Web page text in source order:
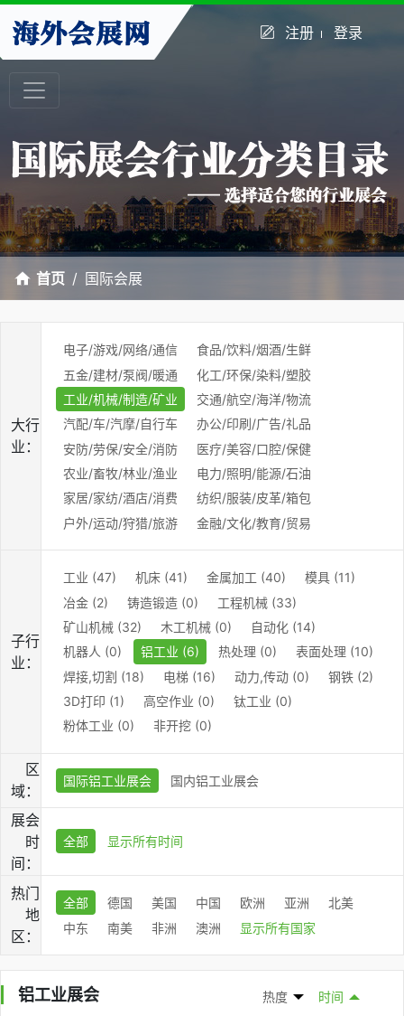
注册 登录
首页 国际会展
大行
业：
电子/游戏/网络/通信
食品/饮料/烟酒/生鲜
五金/建材/泵阀/暖通
化工/环保/染料/塑胶
工业/机械/制造/矿业
交通/航空/海洋/物流
汽配/车/汽摩/自行车
办公/印刷/广告/礼品
安防/劳保/安全/消防
医疗/美容/口腔/保健
农业/畜牧/林业/渔业
电力/照明/能源/石油
家居/家纺/酒店/消费
纺织/服装/皮革/箱包
户外/运动/狩猎/旅游
金融/文化/教育/贸易
子行
业：
工业 (47) 机床 (41) 金属加工 (40)
模具 (11)
冶金 (2)
铸造锻造 (0)
工程机械 (33)
矿山机械 (32)
木工机械 (0)
自动化 (14)
机器人 (0)
铝工业 (6) 热处理 (0)
表面处理 (10)
焊接,切割 (18)
电梯 (16) 动力,传动 (0)
钢铁 (2)
3D打印 (1)
高空作业 (0)
钛工业 (0)
粉体工业 (0)
非开挖 (0)
区
域：
国际铝工业展会 国内铝工业展会
展会
时
间：
全部 显示所有时间
热门
地
区：
全部 德国 美国 中国 欧洲 亚洲
北美
中东
南美 非洲 澳洲 显示所有国家
铝工业展会 热度 时间